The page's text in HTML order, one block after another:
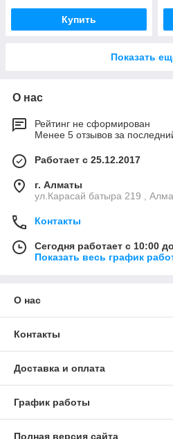
Купить
Показать
О нас
Рейтинг не сформирован
Менее 5 отзывов за
Работает с 25.12.2017
г. Алматы
ул.Карасай батыра 219 ,
Контакты
Сегодня работает с 10:00
Показать весь график
О нас
Контакты
Доставка и оплата
График работы
Полная версия сайта